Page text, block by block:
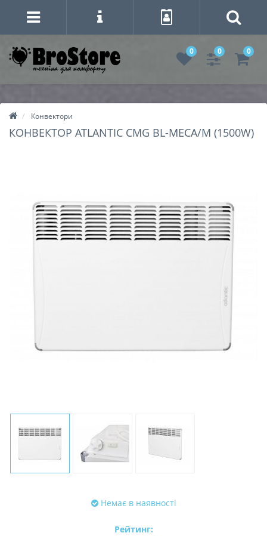
0 0 0
Конвектори
КОНВЕКТОР ATLANTIC CMG BL-MECA/M (1500W)
Немає в наявності
Рейтинг: